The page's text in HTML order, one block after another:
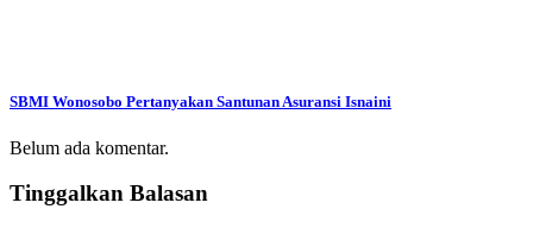
SBMI Wonosobo Pertanyakan Santunan Asuransi Isnaini
Belum ada komentar.
Tinggalkan Balasan